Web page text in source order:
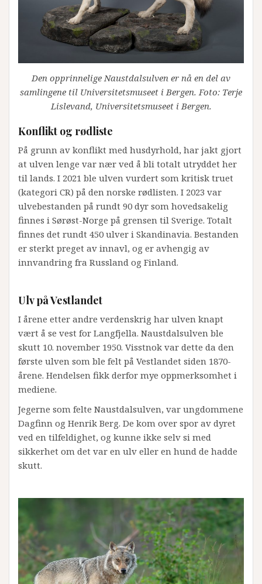
Den opprinnelige Naustdalsulven er nå en del av
samlingene til Universitetsmuseet i Bergen. Foto: Terje
Lislevand, Universitetsmuseet i Bergen.
Konflikt og rødliste
På grunn av konflikt med husdyrhold, har jakt gjort
at ulven lenge var nær ved å bli totalt utryddet her
til lands. I 2021 ble ulven vurdert som kritisk truet
(kategori CR) på den norske rødlisten. I 2023 var
ulvebestanden på rundt 90 dyr som hovedsakelig
finnes i Sørøst-Norge på grensen til Sverige. Totalt
finnes det rundt 450 ulver i Skandinavia. Bestanden
er sterkt preget av innavl, og er avhengig av
innvandring fra Russland og Finland.
Ulv på Vestlandet
I årene etter andre verdenskrig har ulven knapt
vært å se vest for Langfjella. Naustdalsulven ble
skutt 10. november 1950. Visstnok var dette da den
første ulven som ble felt på Vestlandet siden 1870-
årene. Hendelsen fikk derfor mye oppmerksomhet i
mediene.
Jegerne som felte Naustdalsulven, var ungdommene
Dagfinn og Henrik Berg. De kom over spor av dyret
ved en tilfeldighet, og kunne ikke selv si med
sikkerhet om det var en ulv eller en hund de hadde
skutt.